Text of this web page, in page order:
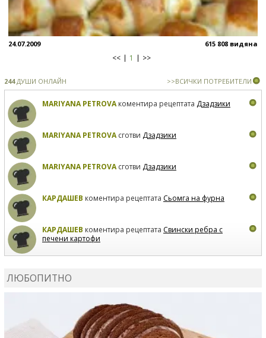
24.07.2009 615 808 видяна
<< 1 >>
244ДУШИ ОНЛАЙН >>ВСИЧКИ ПОТРЕБИТЕЛИ
MARIYANA PETROVAкоментира рецептата Дзадзики
MARIYANA PETROVAсготви Дзадзики
MARIYANA PETROVAсготви Дзадзики
КАРДАШЕВ коментира рецептата Сьомга на фурна
КАРДАШЕВ коментира рецептата Свински ребра с
печени картофи
ЛЮБОПИТНО